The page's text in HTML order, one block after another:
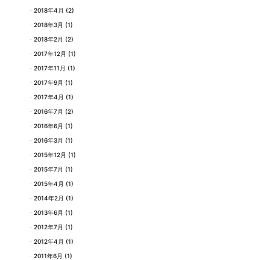
2018年4月 (2)
2018年3月 (1)
2018年2月 (2)
2017年12月 (1)
2017年11月 (1)
2017年9月 (1)
2017年4月 (1)
2016年7月 (2)
2016年6月 (1)
2016年3月 (1)
2015年12月 (1)
2015年7月 (1)
2015年4月 (1)
2014年2月 (1)
2013年6月 (1)
2012年7月 (1)
2012年4月 (1)
2011年6月 (1)